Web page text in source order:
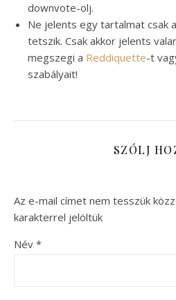
downvote-olj.
Ne jelents egy tartalmat csak
tetszik. Csak akkor jelents
megszegi a Reddiquette-t
szabályait!
SZÓLJ
Az e-mail címet nem tesszük
karakterrel jelöltük
Név *